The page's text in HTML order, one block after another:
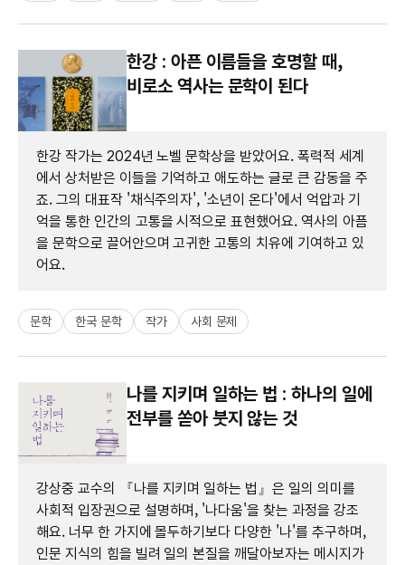
한강 : 아픈 이름들을 호명할 때,
비로소 역사는 문학이 된다
한강 작가는 2024년 노벨 문학상을 받았어요. 폭력적 세계
에서 상처받은 이들을 기억하고 애도하는 글로 큰 감동을 주
죠. 그의 대표작 '채식주의자', '소년이 온다'에서 억압과 기
억을 통한 인간의 고통을 시적으로 표현했어요. 역사의 아픔
을 문학으로 끌어안으며 고귀한 고통의 치유에 기여하고 있
어요.
문학 한국 문학 작가 사회 문제
나를 지키며 일하는 법 : 하나의 일에
전부를 쏟아 붓지 않는 것
강상중 교수의 『나를 지키며 일하는 법』은 일의 의미를
사회적 입장권으로 설명하며, '나다움'을 찾는 과정을 강조
해요. 너무 한 가지에 몰두하기보다 다양한 '나'를 추구하며,
인문 지식의 힘을 빌려 일의 본질을 깨달아보자는 메시지가